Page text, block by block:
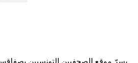
يسرّ موقع الصحفيين التونسيين بصفاقس